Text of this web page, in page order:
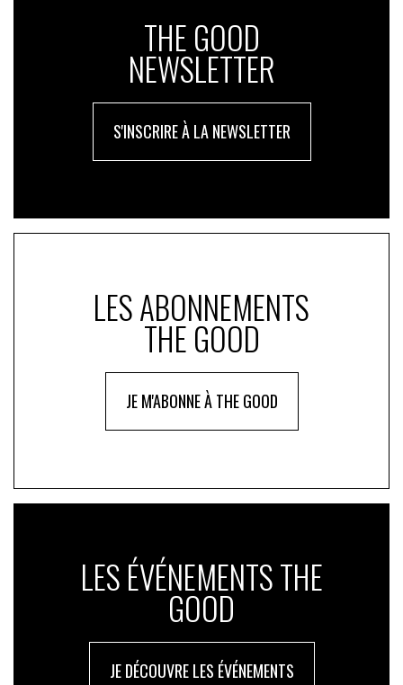
THE GOOD
NEWSLETTER
S'INSCRIRE À LA NEWSLETTER
LES ABONNEMENTS
THE GOOD
JE M'ABONNE À THE GOOD
LES ÉVÉNEMENTS THE
GOOD
JE DÉCOUVRE LES ÉVÉNEMENTS